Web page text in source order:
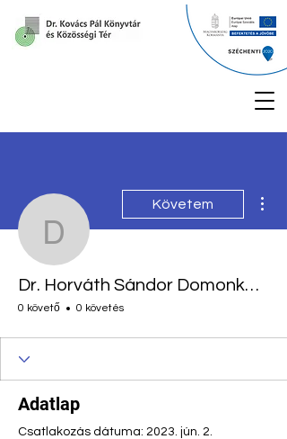
Dr. Horváth
Követem
Dr. Horváth Sándor Domonkos igazgató
0 követő 0 követés
Adatlap
Csatlakozás dátuma: 2023. jún. 2.